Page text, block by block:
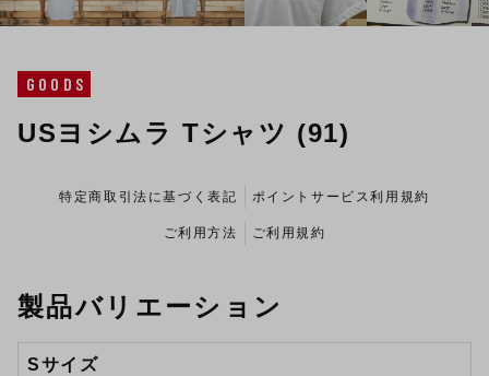
GOODS
USヨシムラ Tシャツ (91)
特定商取引法に基づく表記 ポイントサービス利用規約
ご利用方法 ご利用規約
製品バリエーション
Sサイズ